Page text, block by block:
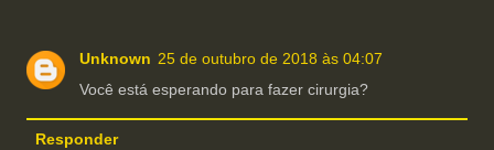
Unknown 25 de outubro de 2018 às 04:07
Você está esperando para fazer cirurgia?
Responder